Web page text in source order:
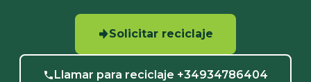
Solicitar reciclaje
Llamar para reciclaje +34934786404